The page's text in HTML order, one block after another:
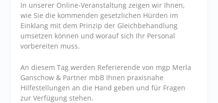
In unserer Online-Veranstaltung zeigen wir Ihnen,
wie Sie die kommenden gesetzlichen Hürden im
Einklang mit dem Prinzip der Gleichbehandlung
umsetzen können und worauf sich Ihr Personal
vorbereiten muss.
An diesem Tag werden Referierende von mgp Merla
Ganschow & Partner mbB Ihnen praxisnahe
Hilfestellungen an die Hand geben und für Fragen
zur Verfügung stehen.